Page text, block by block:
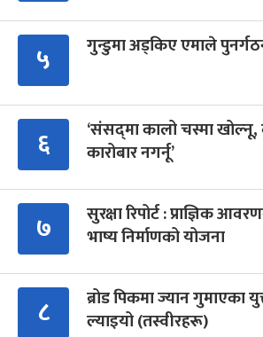
५ गुन्डुमा अड्किए एमाले
६
‘संसद्‍मा कालो चस्मा
कारोबार नगर्नू’
७
सुरक्षा रिपोर्ट : प्राज्ञिक
भाष्य निर्माणको योजना
८
ब्रोड पिकमा ज्यान गुमाएका
ल्याइयो (तस्वीरहरू)